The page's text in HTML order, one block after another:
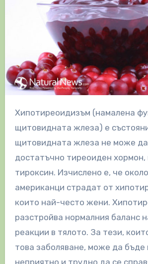
Хипотиреоидизъм (намалена функция на
щитовидната жлеза) е
щитовидната жлеза не може
достатъчно тиреоиден хормон,
тироксин. Изчислено е, че
американци страдат от
които най-често жени.
разстройва нормалния баланс
реакции в тялото. За тези,
това заболяване, може да бъде
неприятно и трудно да се